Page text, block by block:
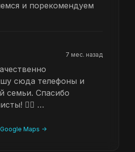
и порекомендуем
7 мес. назад
сюда телефоны и
семьи. Спасибо
👍🏻 …
Maps ->